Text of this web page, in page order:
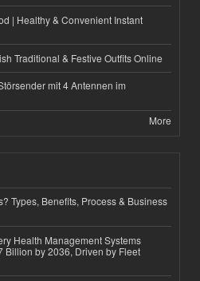
| Healthy & Convenient Instant
Traditional & Festive Outfits Online
mit 4 Antennen im
More
Types, Benefits, Process & Business
Health Management Systems
Billion by 2036, Driven by Fleet